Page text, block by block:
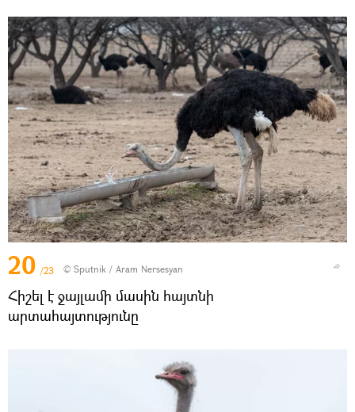
20 /23 © Sputnik / Aram Nersesyan
Հիշել է ջայլամի մասին հայտնի
արտահայտությունը